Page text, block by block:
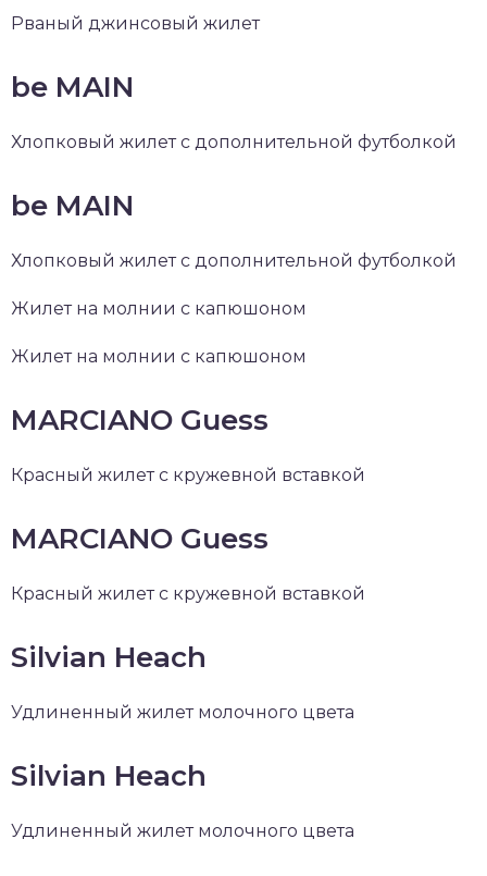
Рваный джинсовый жилет
be MAIN
Хлопковый жилет с дополнительной футболкой
be MAIN
Хлопковый жилет с дополнительной футболкой
Жилет на молнии с капюшоном
Жилет на молнии с капюшоном
MARCIANO Guess
Красный жилет с кружевной вставкой
MARCIANO Guess
Красный жилет с кружевной вставкой
Silvian Heach
Удлиненный жилет молочного цвета
Silvian Heach
Удлиненный жилет молочного цвета